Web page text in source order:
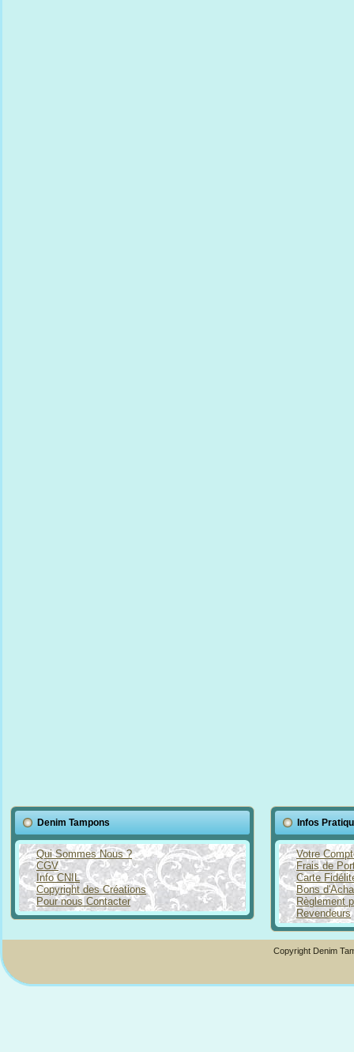
Denim Tampons
Qui Sommes Nous ?
CGV
Info CNIL
Copyright des Créations
Pour nous Contacter
Infos
Votre
Frais de
Carte
Bons
Règlement
Revendeurs
Copyright Denim